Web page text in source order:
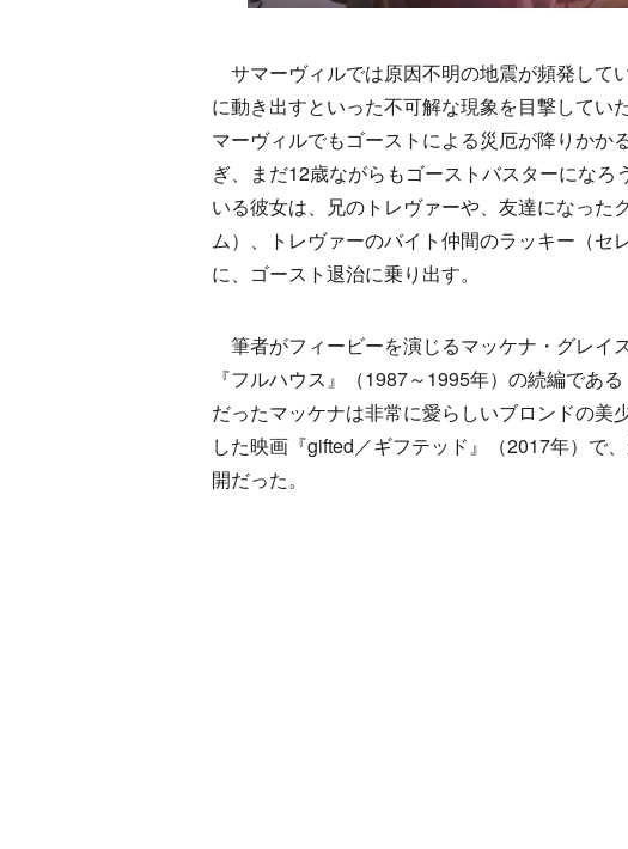
サマーヴィルでは原因不明の地震が頻発して
に動き出すといった不可解な現象を目撃してい
マーヴィルでもゴーストによる災厄が降りかか
ぎ、まだ12歳ながらもゴーストバスターにな
いる彼女は、兄のトレヴァーや、友達になった
ム）、トレヴァーのバイト仲間のラッキー（
に、ゴースト退治に乗り出す。
筆者がフィービーを演じるマッケナ・グレイ
『フルハウス』（1987～1995年）の続編であ
だったマッケナは非常に愛らしいブロンドの
した映画『gifted／ギフテッド』（2017年）で
開だった。